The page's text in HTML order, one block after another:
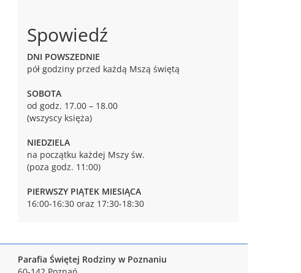
Spowiedź
DNI POWSZEDNIE
pół godziny przed każdą Mszą świętą
SOBOTA
od godz. 17.00 – 18.00
(wszyscy księża)
NIEDZIELA
na początku każdej Mszy św.
(poza godz. 11:00)
PIERWSZY PIĄTEK MIESIĄCA
16:00-16:30 oraz 17:30-18:30
Parafia Świętej Rodziny w Poznaniu